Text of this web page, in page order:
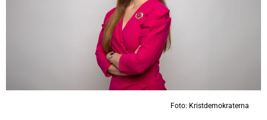
Foto: Kristdemokraterna